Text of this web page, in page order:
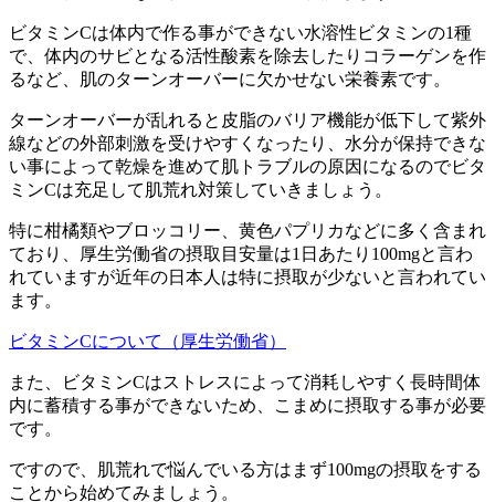
ビタミンCは体内で作る事ができない水溶性ビタミンの1種
で、体内のサビとなる活性酸素を除去したりコラーゲンを作
るなど、肌のターンオーバーに欠かせない栄養素です。
ターンオーバーが乱れると皮脂のバリア機能が低下して紫外
線などの外部刺激を受けやすくなったり、水分が保持できな
い事によって乾燥を進めて肌トラブルの原因になるのでビタ
ミンCは充足して肌荒れ対策していきましょう。
特に柑橘類やブロッコリー、黄色パプリカなどに多く含まれ
ており、厚生労働省の摂取目安量は1日あたり100mgと言わ
れていますが近年の日本人は特に摂取が少ないと言われてい
ます。
ビタミンCについて（厚生労働省）
また、ビタミンCはストレスによって消耗しやすく長時間体
内に蓄積する事ができないため、こまめに摂取する事が必要
です。
ですので、肌荒れで悩んでいる方はまず100mgの摂取をする
ことから始めてみましょう。